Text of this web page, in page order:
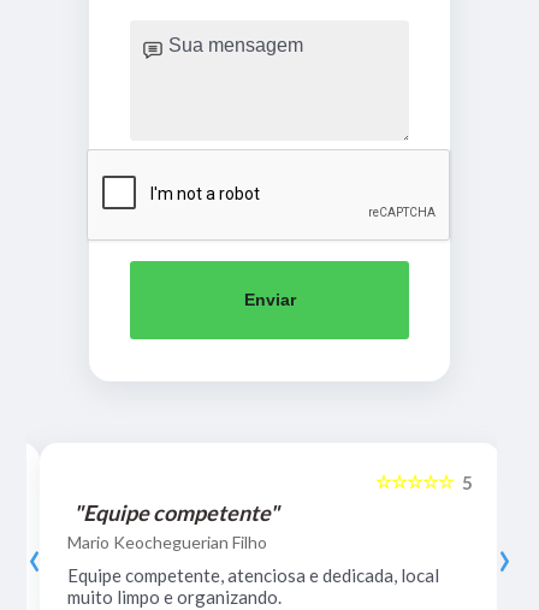
Enviar
5
☆☆☆☆☆
"Equipe competente"
Mario Keocheguerian Filho
Equipe competente, atenciosa e dedicada, local
muito limpo e organizando.
‹ ›